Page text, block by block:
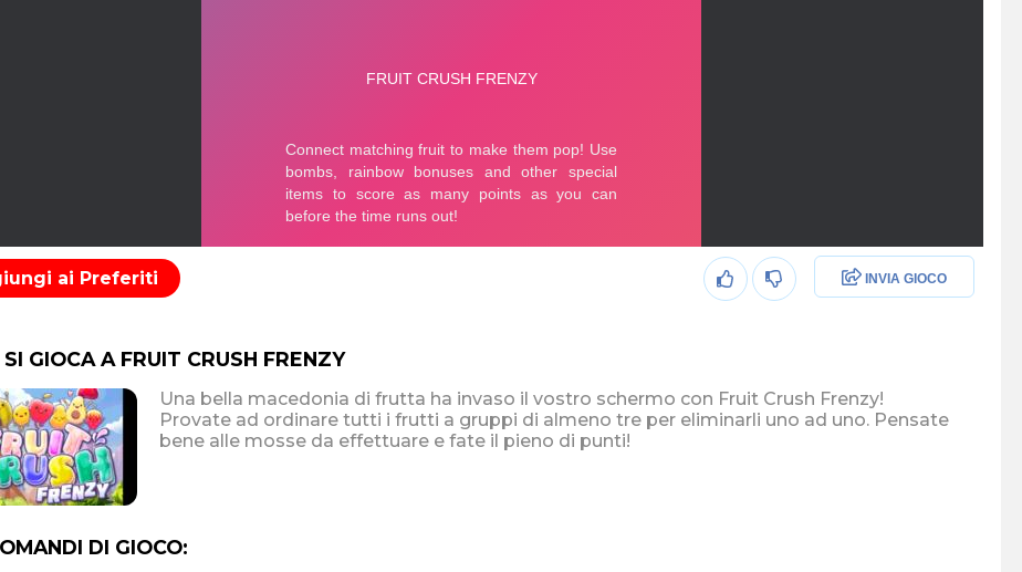
ai Preferiti INVIA GIOCO
SI GIOCA A FRUIT CRUSH FRENZY
Una bella macedonia di frutta ha invaso il vostro schermo con Fruit Crush Frenzy!
Provate ad ordinare tutti i frutti a gruppi di almeno tre per eliminarli uno ad uno. Pensate
bene alle mosse da effettuare e fate il pieno di punti!
DI GIOCO: